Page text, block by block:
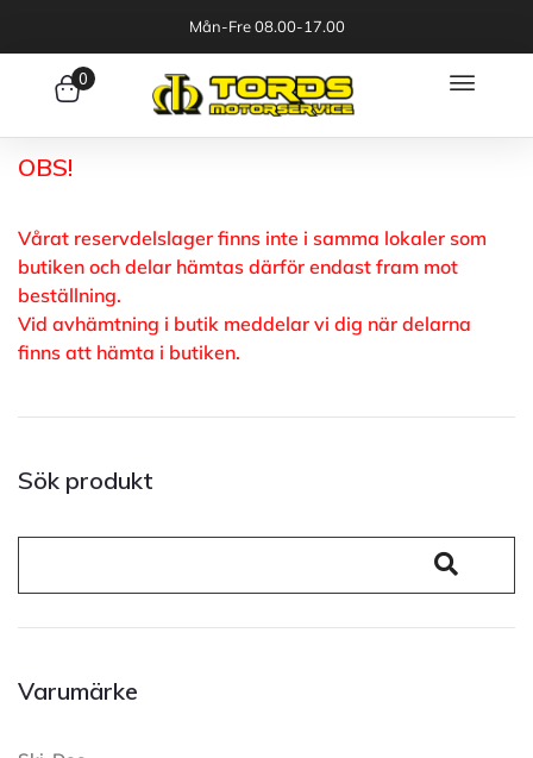
Mån-Fre 08.00-17.00
0
OBS!
Vårat reservdelslager finns inte i samma lokaler som
butiken och delar hämtas därför endast fram mot
beställning.
Vid avhämtning i butik meddelar vi dig när delarna
finns att hämta i butiken.
Sök produkt
Varumärke